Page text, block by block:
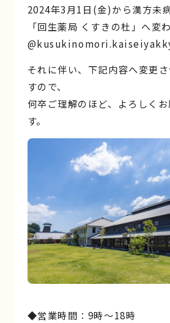
2024年3月1日(金)から漢方未
「回生薬局 くすきの杜」へ変
それに伴い、下記内容へ変更
すので、
何卒ご理解のほど、よろしく
す。
◆営業時間：9時～18時